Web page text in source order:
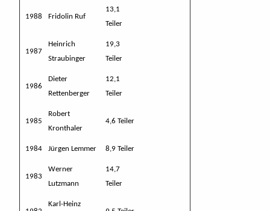
1988 Fridolin Ruf
13,1
Teiler
1987
Heinrich
Straubinger
19,3
Teiler
1986
Dieter
Rettenberger
12,1
Teiler
1985
Robert
Kronthaler
4,6 Teiler
1984 Jürgen Lemmer 8,9 Teiler
1983
Werner
Lutzmann
14,7
Teiler
Karl-Heinz